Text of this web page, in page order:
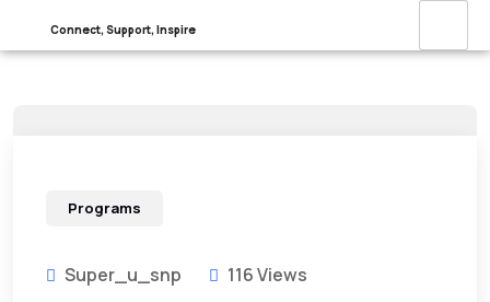
Connect, Support, Inspire
Programs
Super_u_snp 116 Views